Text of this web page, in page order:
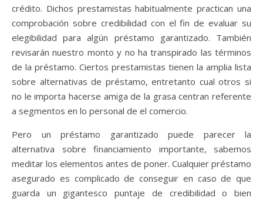
crédito. Dichos prestamistas habitualmente practican una
comprobación sobre credibilidad con el fin de evaluar su
elegibilidad para algún préstamo garantizado. También
revisarán nuestro monto y no ha transpirado las términos
de la préstamo. Ciertos prestamistas tienen la amplia lista
sobre alternativas de préstamo, entretanto cual otros si
no le importa hacerse amiga de la grasa centran referente
a segmentos en lo personal de el comercio.
Pero un préstamo garantizado puede parecer la
alternativa sobre financiamiento importante, sabemos
meditar los elementos antes de poner. Cualquier préstamo
asegurado es complicado de conseguir en caso de que
guarda un gigantesco puntaje de credibilidad o bien